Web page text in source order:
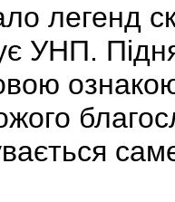
легенд
УНП.